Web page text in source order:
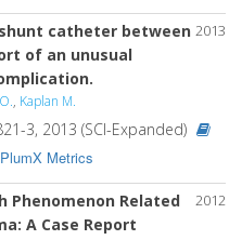
2013
catheter between
of an unusual
, Kaplan M.
3, 2013 (SCI-Expanded)
PlumX Metrics
2012
Phenomenon Related
A Case Report